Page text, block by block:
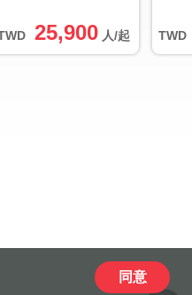
25,900 人/起 TWD
同意